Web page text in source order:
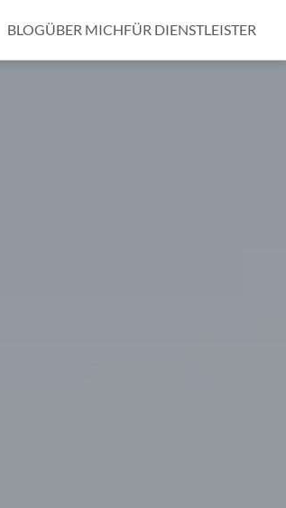
BLOGÜBER MICHFÜR DIENSTLEISTER